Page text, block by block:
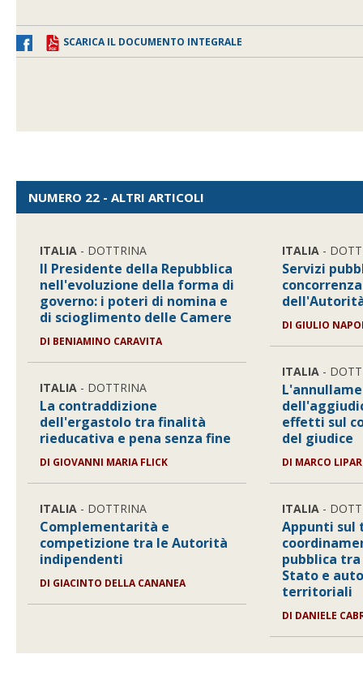
SCARICA IL DOCUMENTO INTEGRALE
NUMERO 22 - ALTRI ARTICOLI
ITALIA - DOTTRINA
Il Presidente della Repubblica
nell'evoluzione della forma di
governo: i poteri di nomina e
di scioglimento delle Camere
DI BENIAMINO CARAVITA
ITALIA - DOTTRINA
La contraddizione
dell'ergastolo tra finalità
rieducativa e pena senza fine
DI GIOVANNI MARIA FLICK
ITALIA - DOTTRINA
Complementarità e
competizione tra le Autorità
indipendenti
DI GIACINTO DELLA CANANEA
ITALIA -
Servizi
DI GIULIO
ITALIA -
effetti sul
del giudice
DI MARCO
ITALIA -
Appunti sul
pubblica tra
Stato e
territoriali
DI DANIELE